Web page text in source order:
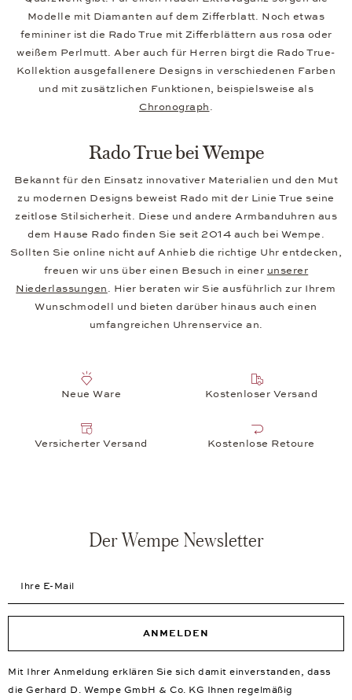
Modelle mit Diamanten auf dem Zifferblatt. Noch etwas
femininer ist die Rado True mit Zifferblättern aus rosa oder
weißem Perlmutt. Aber auch für Herren birgt die Rado True-
Kollektion ausgefallenere Designs in verschiedenen Farben
und mit zusätzlichen Funktionen, beispielsweise als
Chronograph.
Rado True bei Wempe
Bekannt für den Einsatz innovativer Materialien und den Mut
zu modernen Designs beweist Rado mit der Linie True seine
zeitlose Stilsicherheit. Diese und andere Armbanduhren aus
dem Hause Rado finden Sie seit 2014 auch bei Wempe.
Sollten Sie online nicht auf Anhieb die richtige Uhr entdecken,
freuen wir uns über einen Besuch in einer unserer
Niederlassungen. Hier beraten wir Sie ausführlich zur Ihrem
Wunschmodell und bieten darüber hinaus auch einen
umfangreichen Uhrenservice an.
Neue Ware Kostenloser Versand
Versicherter Versand Kostenlose Retoure
Der Wempe Newsletter
ANMELDEN
Mit Ihrer Anmeldung erklären Sie sich damit einverstanden, dass
die Gerhard D. Wempe GmbH & Co. KG Ihnen regelmäßig